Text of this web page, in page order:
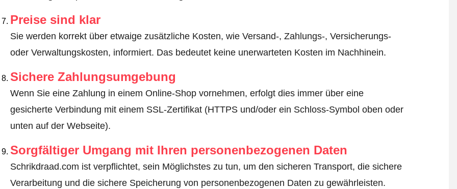
Preise sind klar
Sie werden korrekt über etwaige zusätzliche Kosten, wie Versand-, Zahlungs-, Versicherungs-
oder Verwaltungskosten, informiert. Das bedeutet keine unerwarteten Kosten im Nachhinein.
Sichere Zahlungsumgebung
Wenn Sie eine Zahlung in einem Online-Shop vornehmen, erfolgt dies immer über eine
gesicherte Verbindung mit einem SSL-Zertifikat (HTTPS und/oder ein Schloss-Symbol oben oder
unten auf der Webseite).
Sorgfältiger Umgang mit Ihren personenbezogenen Daten
Schrikdraad.com ist verpflichtet, sein Möglichstes zu tun, um den sicheren Transport, die sichere
Verarbeitung und die sichere Speicherung von personenbezogenen Daten zu gewährleisten.